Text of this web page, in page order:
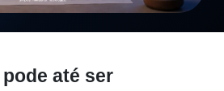
até ser